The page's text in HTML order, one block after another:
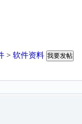
> 软件资料 我要发帖